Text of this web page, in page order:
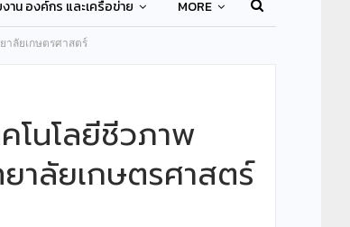
าน องค์กร และเครือข่าย MORE
ลัยเกษตรศาสตร์
โนโลยีชีวภาพ
าลัยเกษตรศาสตร์